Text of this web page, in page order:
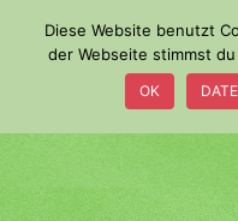
o
m
a
Diese Website benutzt
der Webseite stimmst
OK